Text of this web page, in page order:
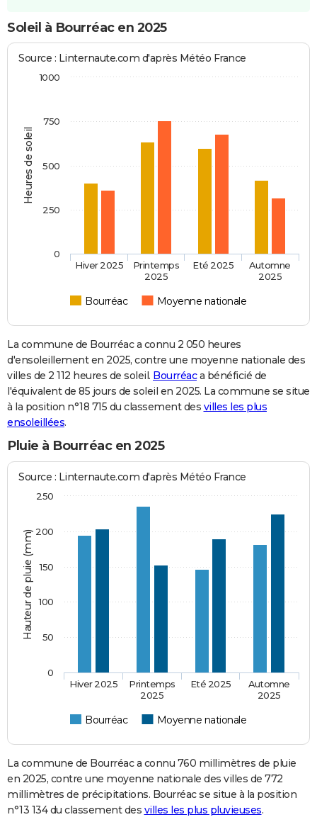
Soleil à Bourréac en 2025
Heures de soleil
Source : Linternaute.com d'après Météo France
Bourréac Moyenne nationale
Hiver 2025
Printemps
2025
Eté 2025
Automne
2025
0
250
500
750
1000
La commune de Bourréac a connu 2 050 heures
d'ensoleillement en 2025, contre une moyenne nationale des
villes de 2 112 heures de soleil. Bourréaca bénéficié de
l'équivalent de 85 jours de soleil en 2025. La commune se situe
à la position n°18 715 du classement des villes les plus
ensoleillées.
Pluie à Bourréac en 2025
Hauteur de pluie (mm)
Source : Linternaute.com d'après Météo France
Bourréac Moyenne nationale
Hiver 2025
Printemps
2025
Eté 2025
Automne
2025
0
50
100
150
200
250
La commune de Bourréac a connu 760 millimètres de pluie
en 2025, contre une moyenne nationale des villes de 772
millimètres de précipitations. Bourréac se situe à la position
n°13 134 du classement des villes les plus pluvieuses.